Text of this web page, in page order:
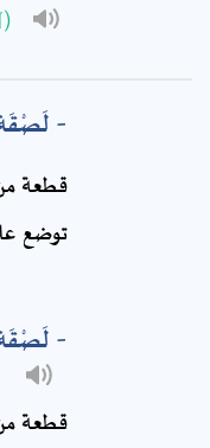
قطعة
توضع
قطعة